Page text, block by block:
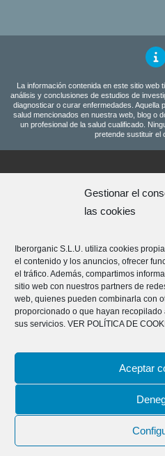
Gestionar el
las cookies
Iberorganic S.L.U. utiliza cookies
el contenido y los anuncios, ofrecer
el tráfico. Además, compartimos
sitio web con nuestros partners de
web, quienes pueden combinarla con
proporcionado o que hayan
sus servicios. VER POLÍTICA DE
Aceptar
La información contenida en este sitio web
análisis y conclusiones de estudios de
diagnosticar o curar enfermedades. Aquella
salud mencionados en nuestra web, blog o
un profesional de la salud cualificado.
pretende sustituir el
Política de
Política de
Plataforma
Iberorganic S.L.U – Av. del